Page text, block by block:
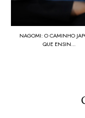
NAGOMI: O CAMINHO
QUE ENSIN...